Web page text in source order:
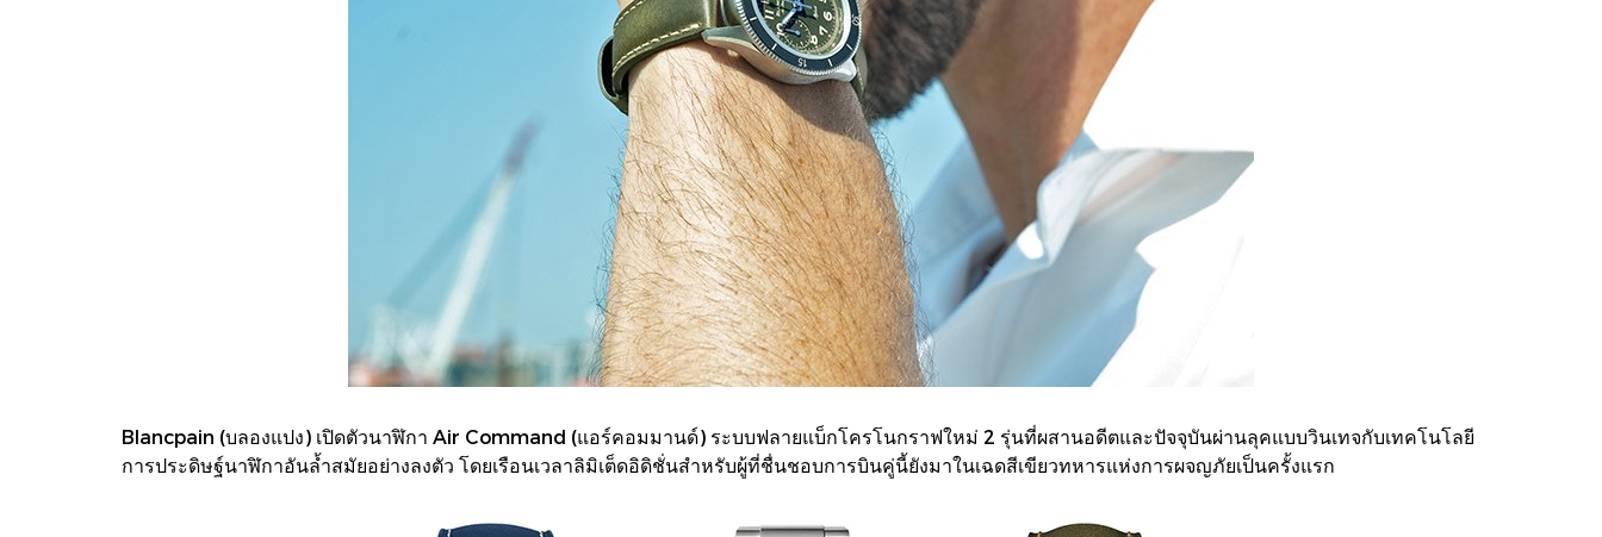
Blancpain (บลองแปง) เปิดตัวนาฬิกา Air Command (แอร์คอมมานด์) ระบบฟลายแบ็กโครโนกราฟใหม่ 2 รุ่นที่ผสานอดีตและปัจจุบันผ่านลุคแบบวินเทจกับเทคโนโลยี
การประดิษฐ์นาฬิกาอันล้ำสมัยอย่างลงตัว โดยเรือนเวลาลิมิเต็ดอิดิชั่นสำหรับผู้ที่ชื่นชอบการบินคู่นี้ยังมาในเฉดสีเขียวทหารแห่งการผจญภัยเป็นครั้งแรก